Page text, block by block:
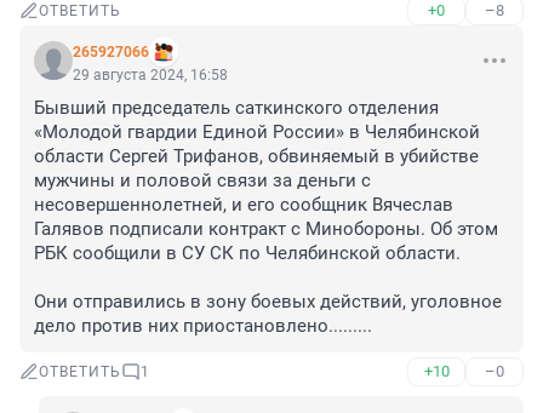
ОТВЕТИТЬ +0 –8
265927066
29 августа 2024, 16:58
Бывший председатель саткинского отделения
«Молодой гвардии Единой России» в Челябинской
области Сергей Трифанов, обвиняемый в убийстве
мужчины и половой связи за деньги с
несовершеннолетней, и его сообщник Вячеслав
Галявов подписали контракт с Минобороны. Об этом
РБК сообщили в СУ СК по Челябинской области.
Они отправились в зону боевых действий, уголовное
дело против них приостановлено.........
ОТВЕТИТЬ 1 +10 –0